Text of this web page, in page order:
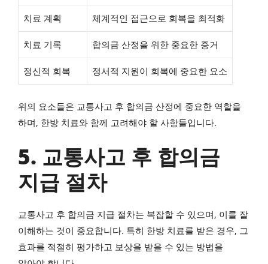
치료 계획 체계적인 접근으로 회복을 최적화
치료 기록 합의금 산정을 위한 중요한 증거
정신적 회복 정서적 지원이 회복에 중요한 요소
위의 요소들은 교통사고 후 합의금 산정에 중요한 역할을
하며, 한방 치료와 함께 고려해야 할 사항들입니다.
5. 교통사고 후 합의금
지급 절차
교통사고 후 합의금 지급 절차는 복잡할 수 있으며, 이를 잘
이해하는 것이 중요합니다. 특히 한방 치료를 받은 경우, 그
효과를 적절히 평가하고 보상을 받을 수 있는 방법을